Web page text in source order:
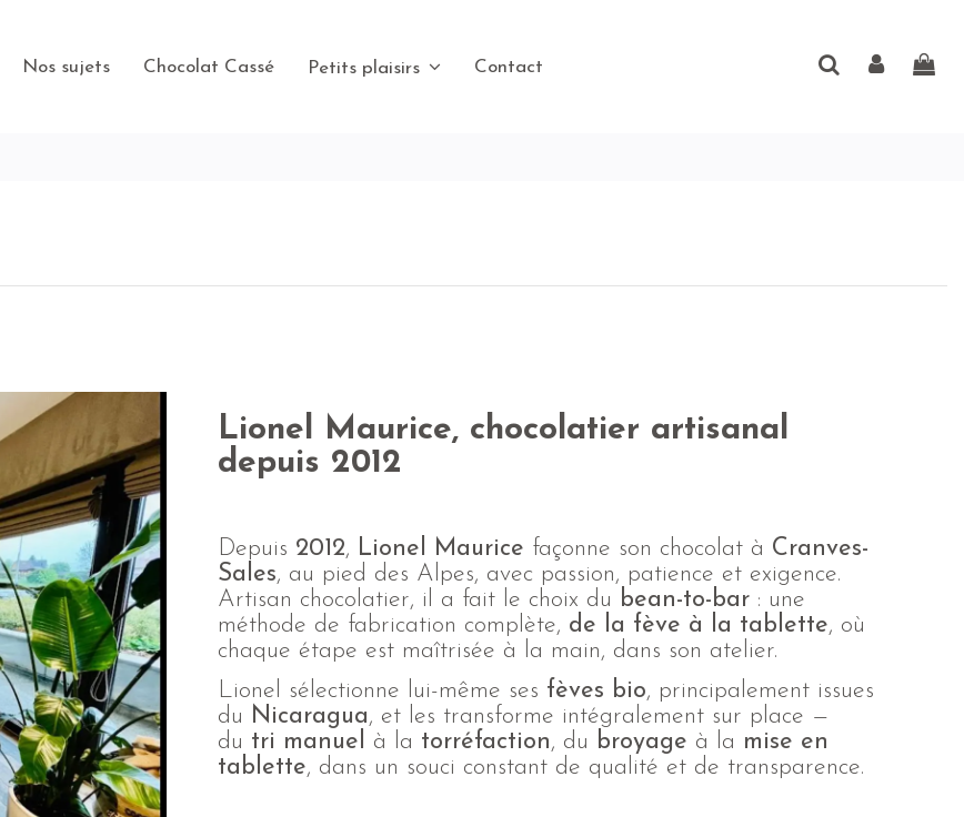
Nos sujets Chocolat Cassé Petits plaisirs Contact
Lionel Maurice, chocolatier artisanal
depuis 2012
Depuis 2012, Lionel Maurice façonne son chocolat à Cranves-
Sales, au pied des Alpes, avec passion, patience et exigence.
Artisan chocolatier, il a fait le choix du bean-to-bar : une
méthode de fabrication complète, de la fève à la tablette, où
chaque étape est maîtrisée à la main, dans son atelier.
Lionel sélectionne lui-même ses fèves bio, principalement issues
du Nicaragua, et les transforme intégralement sur place —
du tri manuel à la torréfaction, du broyage à la mise en
tablette, dans un souci constant de qualité et de transparence.